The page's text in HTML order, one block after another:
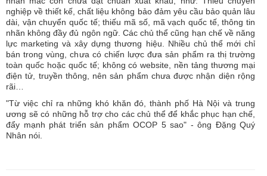
nghiệp về thiết kế, chất liệu không bảo đảm yêu cầu bảo quản lâu
dài, vận chuyển quốc tế; thiếu mã số, mã vạch quốc tế, thông tin
nhãn không đầy đủ ngôn ngữ. Các chủ thể cũng hạn chế về năng
lực marketing và xây dựng thương hiệu. Nhiều chủ thể mới chỉ
bán trong vùng, chưa có chiến lược đưa sản phẩm ra thị trường
toàn quốc hoặc quốc tế; không có website, nền tảng thương mại
điện tử, truyền thông, nên sản phẩm chưa được nhận diện rộng
rãi…
"Từ việc chỉ ra những khó khăn đó, thành phố Hà Nội và trung
ương sẽ có những hỗ trợ cho các chủ thể để khắc phục hạn chế,
đẩy mạnh phát triển sản phẩm OCOP 5 sao" - ông Đặng Quý
Nhân nói.